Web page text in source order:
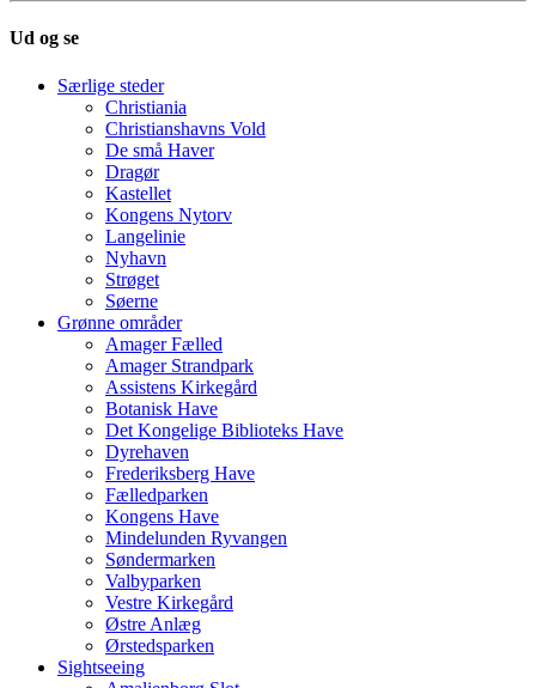
Ud og se
Særlige steder
Christiania
Christianshavns Vold
De små Haver
Dragør
Kastellet
Kongens Nytorv
Langelinie
Nyhavn
Strøget
Søerne
Grønne områder
Amager Fælled
Amager Strandpark
Assistens Kirkegård
Botanisk Have
Det Kongelige Biblioteks Have
Dyrehaven
Frederiksberg Have
Fælledparken
Kongens Have
Mindelunden Ryvangen
Søndermarken
Valbyparken
Vestre Kirkegård
Østre Anlæg
Ørstedsparken
Sightseeing